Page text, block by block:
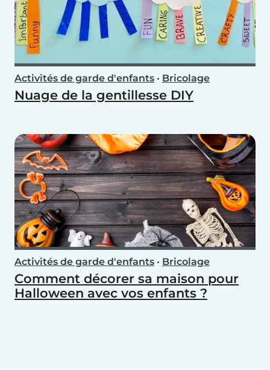
Activités de garde d'enfants • Bricolage
Nuage de la gentillesse DIY
Activités de garde d'enfants • Bricolage
Comment décorer sa maison pour
Halloween avec vos enfants ?